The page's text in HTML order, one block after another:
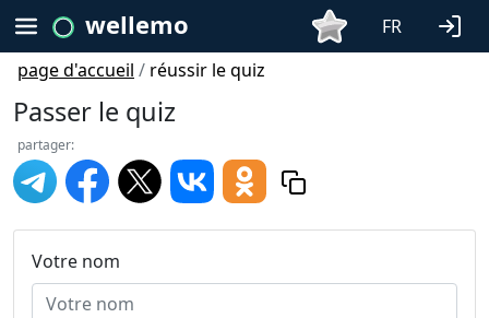
wellemo
FR
page d'accueil / réussir le quiz
Passer le quiz
partager:
Votre nom